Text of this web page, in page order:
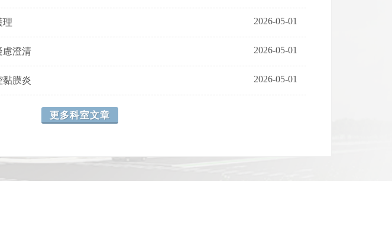
理 2026-05-01
慮澄清 2026-05-01
黏膜炎 2026-05-01
更多科室文章